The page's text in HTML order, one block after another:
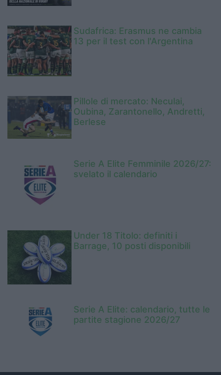
Sudafrica: Erasmus ne cambia
13 per il test con l'Argentina
Pillole di mercato: Neculai,
Oubina, Zarantonello, Andretti,
Berlese
Serie A Elite Femminile 2026/27:
svelato il calendario
Under 18 Titolo: definiti i
Barrage, 10 posti disponibili
Serie A Elite: calendario, tutte le
partite stagione 2026/27